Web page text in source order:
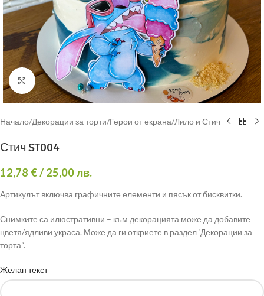
Click to enlarge
Начало/Декорации за торти/Герои от екрана/Лило и Стич
Стич ST004
12,78 €/ 25,00 лв.
Артикулът включва графичните елементи и пясък от бисквитки.
Снимките са илюстративни – към декорацията може да добавите
цветя/ядливи украса. Може да ги откриете в раздел ‘Декорации за
торта“.
Желан текст